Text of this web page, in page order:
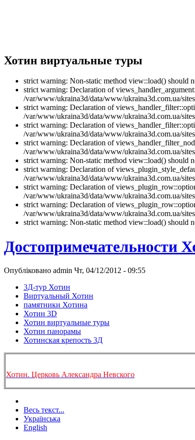
Хотин виртуальные туры
strict warning: Non-static method view::load() should
strict warning: Declaration of
/var/www/ukraina3d/data/www/ukraina3d.com.ua/
strict warning: Declaration of
/var/www/ukraina3d/data/www/ukraina3d.com.ua/
strict warning: Declaration of
/var/www/ukraina3d/data/www/ukraina3d.com.ua/
strict warning: Declaration of
/var/www/ukraina3d/data/www/ukraina3d.com.ua/
strict warning: Non-static method view::load() should
strict warning: Declaration of
/var/www/ukraina3d/data/www/ukraina3d.com.ua/
strict warning: Declaration of
/var/www/ukraina3d/data/www/ukraina3d.com.ua/
strict warning: Declaration of
/var/www/ukraina3d/data/www/ukraina3d.com.ua/
strict warning: Non-static method view::load() should
Достопримечательности
Опубліковано admin Чт, 04/12/2012 - 09:55
3Д-тур Хотин
Виртуальный Хотин
памятники Хотина
Хотин 3D
Хотин виртуальные туры
Хотин панорамы
Хотинская крепость 3Д
Хотин. Церковь Александра Невского
Весь текст...
Українська
English